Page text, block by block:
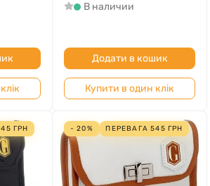
В наличии
Додати в кошик
Купити в один клік
ГРН - 20% ПЕРЕВАГА545 ГРН